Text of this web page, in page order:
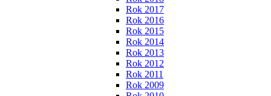
Rok 2017
Rok 2016
Rok 2015
Rok 2014
Rok 2013
Rok 2012
Rok 2011
Rok 2009